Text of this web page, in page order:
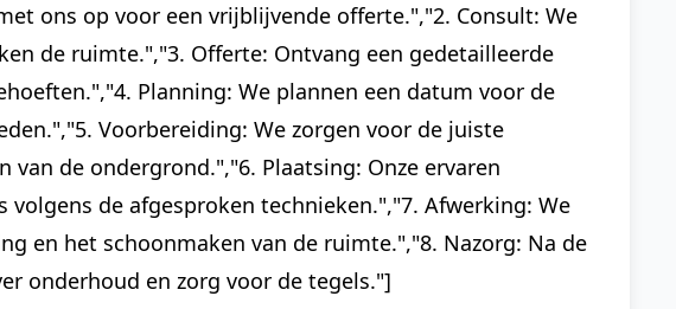
ons op voor een vrijblijvende offerte.","2. Consult: We
de ruimte.","3. Offerte: Ontvang een gedetailleerde
Planning: We plannen een datum voor de
Voorbereiding: We zorgen voor de juiste
van de ondergrond.","6. Plaatsing: Onze ervaren
volgens de afgesproken technieken.","7. Afwerking: We
en het schoonmaken van de ruimte.","8. Nazorg: Na de
onderhoud en zorg voor de tegels."]